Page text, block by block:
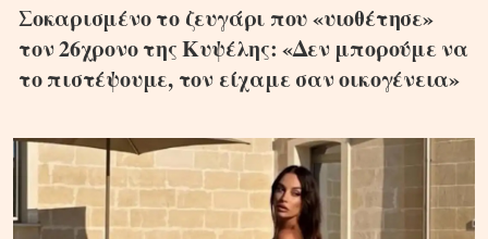
Σοκαρισμένο το ζευγάρι που «υιοθέτησε»
τον 26χρονο της Κυψέλης: «Δεν μπορούμε να
το πιστέψουμε, τον είχαμε σαν οικογένεια»